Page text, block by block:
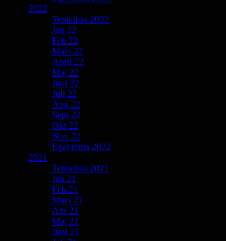
2022
Temalista 2022
Jan 22
Feb 22
Mars 22
April 22
Maj 22
Juni 22
Juli 22
Aug 22
Sept 22
Okt 22
Nov 22
Eget tema 2022
2021
Temalista 2021
Jan 21
Feb 21
Mars 21
Apr 21
Maj 21
Juni 21